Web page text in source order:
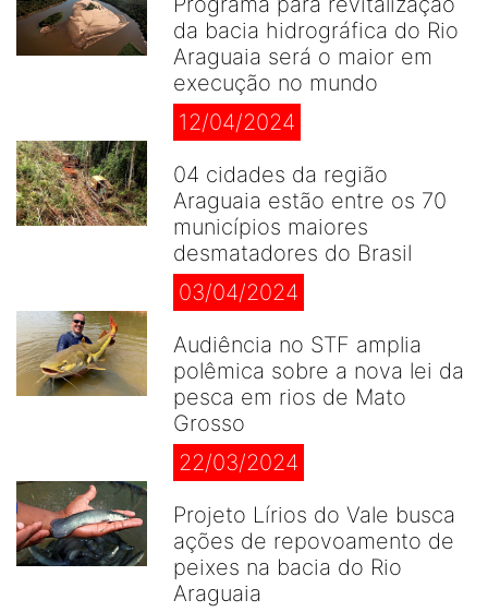
da bacia hidrográfica do Rio
Araguaia será o maior em
execução no mundo
12/04/2024
04 cidades da região
Araguaia estão entre os 70
municípios maiores
desmatadores do Brasil
03/04/2024
Audiência no STF amplia
polêmica sobre a nova lei da
pesca em rios de Mato
Grosso
22/03/2024
Projeto Lírios do Vale busca
ações de repovoamento de
peixes na bacia do Rio
Araguaia